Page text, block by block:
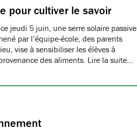
pour cultiver le savoir
jeudi 5 juin, une serre solaire passive
par l’équipe-école, des parents
vise à sensibiliser les élèves à
des aliments. Lire la suite…